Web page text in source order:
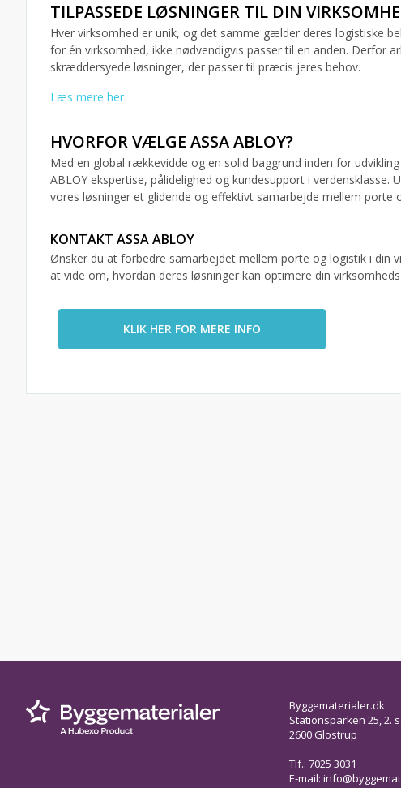
TILPASSEDE LØSNINGER TIL DIN
Hver virksomhed er unik, og det samme gælder deres logistiske
for én virksomhed, ikke nødvendigvis passer til en anden. Derfor
skræddersyede løsninger, der passer til præcis jeres behov.
Læs mere her
HVORFOR VÆLGE ASSA ABLOY?
Med en global rækkevidde og en solid baggrund inden for
ABLOY ekspertise, pålidelighed og kundesupport i verdensklasse.
vores løsninger et glidende og effektivt samarbejde mellem porte
KONTAKT ASSA ABLOY
Ønsker du at forbedre samarbejdet mellem porte og logistik i din
at vide om, hvordan deres løsninger kan optimere din
KLIK HER FOR MERE INFO
Byggematerialer.dk
Stationsparken 25, 2.
2600 Glostrup
Tlf.: 7025 3031
E-mail: